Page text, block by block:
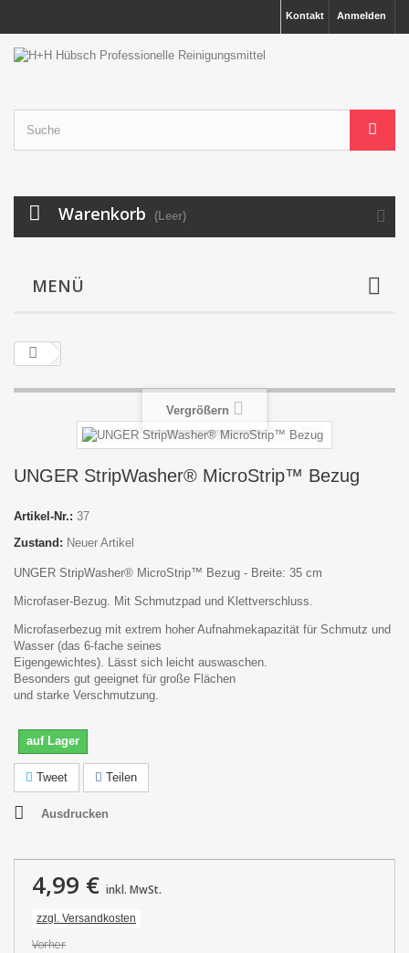
Anmelden
Kontakt
Warenkorb (Leer)
MENÜ
Vergrößern
UNGER StripWasher® MicroStrip™ Bezug
Artikel-Nr.: 37
Zustand: Neuer Artikel
UNGER StripWasher® MicroStrip™ Bezug - Breite: 35 cm
Microfaser-Bezug. Mit Schmutzpad und Klettverschluss.
Microfaserbezug mit extrem hoher Aufnahmekapazität für Schmutz und
Wasser (das 6-fache seines
Eigengewichtes). Lässt sich leicht auswaschen.
Besonders gut geeignet für große Flächen
und starke Verschmutzung.
auf Lager
Tweet Teilen
Ausdrucken
4,99 € inkl. MwSt.
zzgl. Versandkosten
Vorher